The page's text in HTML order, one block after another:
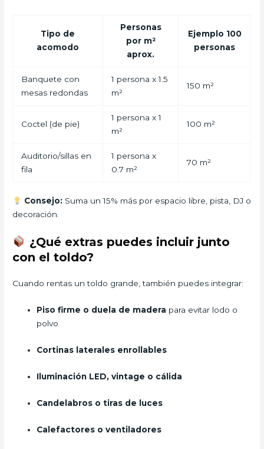
Tipo de
acomodo
Personas
por m²
aprox.
Ejemplo 100
personas
Banquete con
mesas redondas
1 persona x 1.5
m²
150 m²
Coctel (de pie)
1 persona x 1
m²
100 m²
Auditorio/sillas en
fila
1 persona x
0.7 m²
70 m²
Consejo:Suma un 15% más por espacio libre, pista, DJ o
decoración.
¿Qué extras puedes incluir junto
con el toldo?
Cuando rentas un toldo grande, también puedes integrar:
Piso firme o duela de madera para evitar lodo o
polvo
Cortinas laterales enrollables
Iluminación LED, vintage o cálida
Candelabros o tiras de luces
Calefactores o ventiladores